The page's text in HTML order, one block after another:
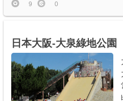
9 0
日本大阪-大泉綠地公園